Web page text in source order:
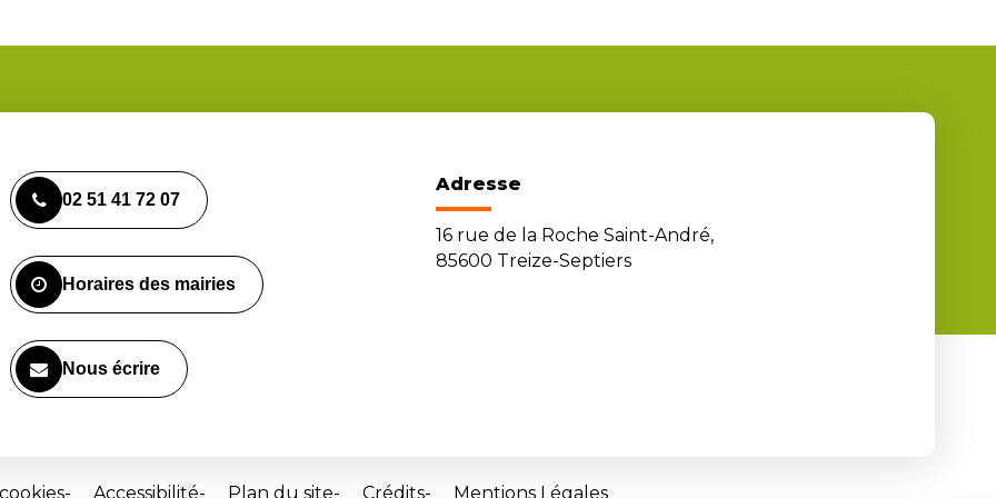
02 51 41 72 07
Horaires des mairies
Nous écrire
Adresse
16 rue de la Roche Saint-André,
85600 Treize-Septiers
Accessibilité Plan du site Crédits Mentions Légales